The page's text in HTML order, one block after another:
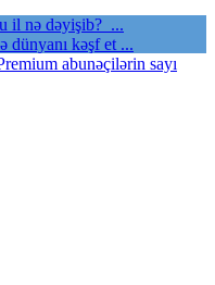
il nə dəyişib? ...
kəşf et ...
abunəçilərin sayı